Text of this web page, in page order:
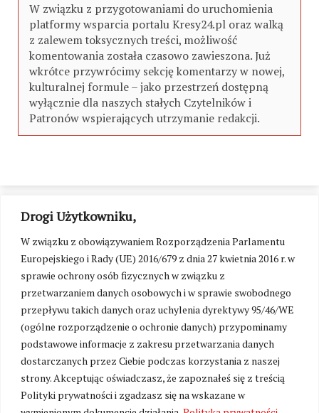
Drogi Użytkowniku,
W związku z obowiązywaniem Rozporządzenia Parlamentu
Europejskiego i Rady (UE) 2016/679 z dnia 27 kwietnia 2016 r. w
sprawie ochrony osób fizycznych w związku z
przetwarzaniem danych osobowych i w sprawie swobodnego
przepływu takich danych oraz uchylenia dyrektywy 95/46/WE
(ogólne rozporządzenie o ochronie danych) przypominamy
podstawowe informacje z zakresu przetwarzania danych
dostarczanych przez Ciebie podczas korzystania z naszej
strony. Akceptując oświadczasz, że zapoznałeś się z treścią
Polityki prywatności i zgadzasz się na wskazane w
W związku z przygotowaniami do uruchomienia
platformy wsparcia portalu Kresy24.pl oraz walką
z zalewem toksycznych treści, możliwość
komentowania została czasowo zawieszona. Już
wkrótce przywrócimy sekcję komentarzy w nowej,
kulturalnej formule – jako przestrzeń dostępną
wyłącznie dla naszych stałych Czytelników i
Patronów wspierających utrzymanie redakcji.
Zmień ustawienia cookies